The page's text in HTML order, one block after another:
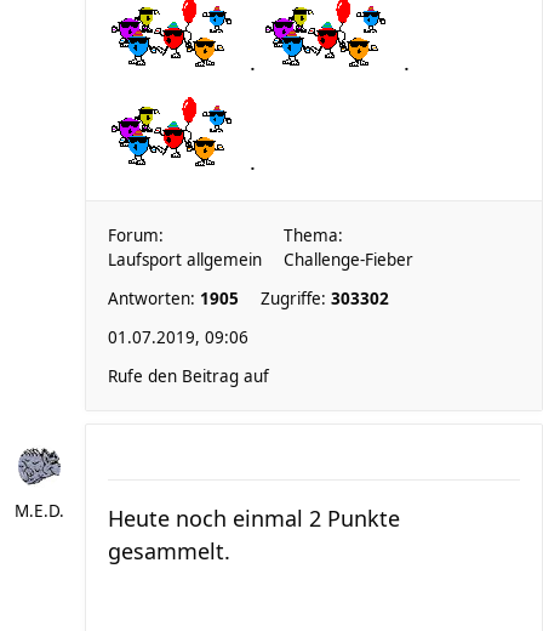
. .
.
Forum:
Laufsport allgemein
Thema:
Challenge-Fieber
Antworten: 1905 Zugriffe: 303302
01.07.2019, 09:06
Rufe den Beitrag auf
M.E.D.
Heute noch einmal 2 Punkte
gesammelt.